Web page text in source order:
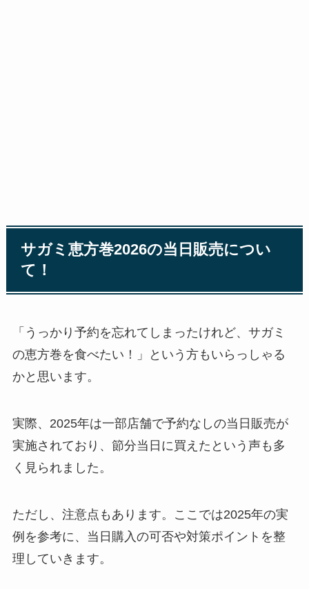
サガミ恵方巻2026の当日販売につい
て！
「うっかり予約を忘れてしまったけれど、サガミ
の恵方巻を食べたい！」という方もいらっしゃる
かと思います。
実際、2025年は一部店舗で予約なしの当日販売が
実施されており、節分当日に買えたという声も多
く見られました。
ただし、注意点もあります。ここでは2025年の実
例を参考に、当日購入の可否や対策ポイントを整
理していきます。